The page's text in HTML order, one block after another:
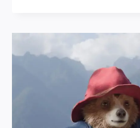
TERUG
‘AANSTOOT
ABORIGINAL
AUSTRALIËRS